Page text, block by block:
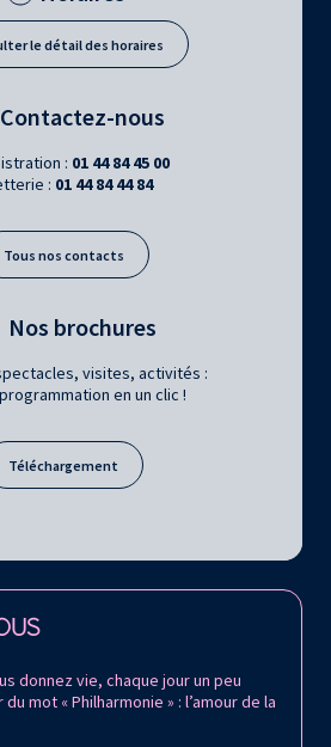
le détail des horaires
Contactez-nous
: 01 44 84 45 00
: 01 44 84 44 84
Tous nos contacts
Nos brochures
visites, activités :
en un clic !
Téléchargement
donnez vie, chaque jour un peu
mot « Philharmonie » : l’amour de la
de Paris sur